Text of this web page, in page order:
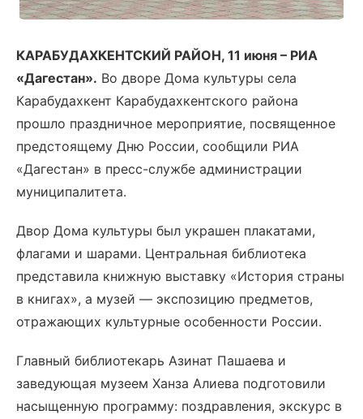
КАРАБУДАХКЕНТСКИЙ РАЙОН, 11 июня – РИА
«Дагестан». Во дворе Дома культуры села
Карабудахкент Карабудахкентского района
прошло праздничное мероприятие, посвященное
предстоящему Дню России, сообщили РИА
«Дагестан» в пресс-службе администрации
муниципалитета.
Двор Дома культуры был украшен плакатами,
флагами и шарами. Центральная библиотека
представила книжную выставку «История страны
в книгах», а музей — экспозицию предметов,
отражающих культурные особенности России.
Главный библиотекарь Азинат Пашаева и
заведующая музеем Ханза Алиева подготовили
насыщенную программу: поздравления, экскурс в